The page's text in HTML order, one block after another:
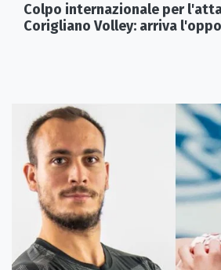
Colpo internazionale per
Corigliano Volley: arriva